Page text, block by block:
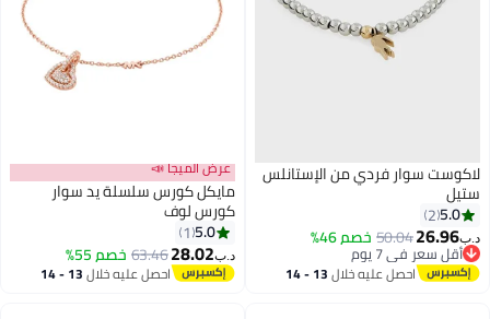
لاكوست سوار فردي من الإستانلس
ستيل
5.0
2
د.ب‏26.96
50.04خصم 46%
أقل سعر في 7 يوم
أقل سعر في 7 يوماحصل عليه خلال 13 - 14
اغسطس
عرض الميجا 📣
مايكل كورس سلسلة يد سوار
كورس لوف
5.0
1
د.ب‏28.02
63.46خصم 55%
احصل عليه خلال 13 - 14
اغسطس